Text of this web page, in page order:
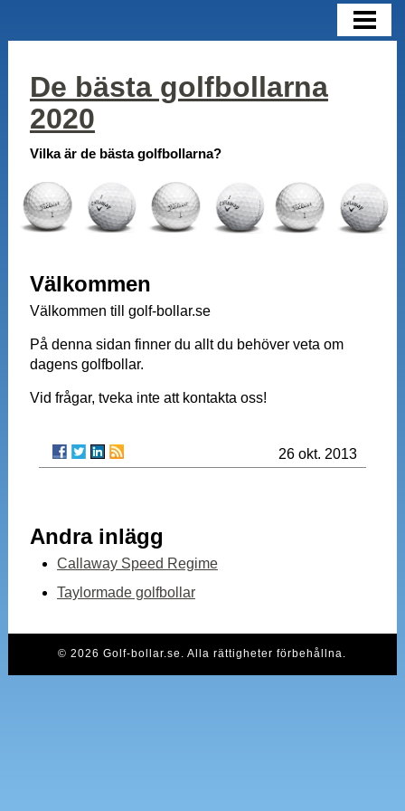
VÄLJA GOLFBOLL
GOLFBOLLSMÄRKEN
BEGAGNADE GOLFBOLLAR
PROFFSENS VAL
De bästa golfbollarna
2020
Vilka är de bästa golfbollarna?
Välkommen
Välkommen till golf-bollar.se
På denna sidan finner du allt du behöver veta om
dagens golfbollar.
Vid frågar, tveka inte att kontakta oss!
26 okt. 2013
Andra inlägg
Callaway Speed Regime
Taylormade golfbollar
© 2026 Golf-bollar.se. Alla rättigheter förbehållna.